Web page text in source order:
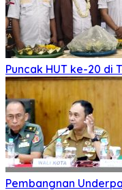
Puncak HUT ke-20 di
Pembangnan